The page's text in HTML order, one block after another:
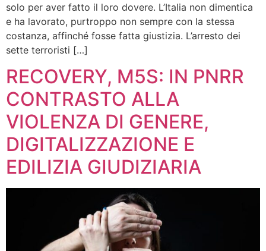
solo per aver fatto il loro dovere. L’Italia non dimentica
e ha lavorato, purtroppo non sempre con la stessa
costanza, affinché fosse fatta giustizia. L’arresto dei
sette terroristi […]
RECOVERY, M5S: IN PNRR
CONTRASTO ALLA
VIOLENZA DI GENERE,
DIGITALIZZAZIONE E
EDILIZIA GIUDIZIARIA